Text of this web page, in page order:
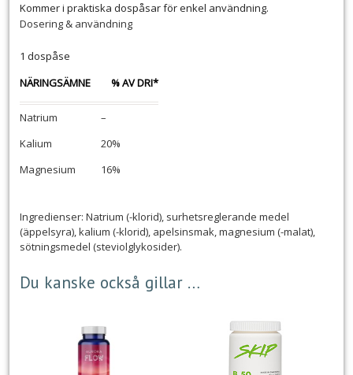
Kommer i praktiska dospåsar för enkel användning.
Dosering & användning
1 dospåse
NÄRINGSÄMNE
% AV DRI*
Natrium
–
Kalium
20%
Magnesium
16%
Ingredienser: Natrium (-klorid), surhetsreglerande medel
(äppelsyra), kalium (-klorid), apelsinsmak, magnesium (-malat),
sötningsmedel (steviolglykosider).
Du kanske också gillar …